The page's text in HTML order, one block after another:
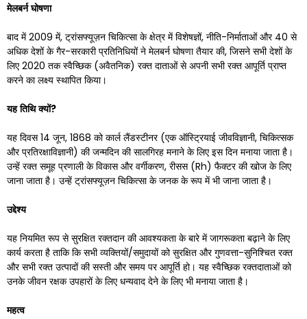
मेलबर्न घोषणा
बाद में 2009 में, ट्रांसफ्यूज़न चिकित्सा के क्षेत्र में विशेषज्ञों, नीति-निर्माताओं और 40 से
अधिक देशों के गैर-सरकारी प्रतिनिधियों ने मेलबर्न घोषणा तैयार की, जिसने सभी देशों के
लिए 2020 तक स्वैच्छिक (अवैतनिक) रक्त दाताओं से अपनी सभी रक्त आपूर्ति प्राप्त
करने का लक्ष्य स्थापित किया।
यह तिथि क्यों?
यह दिवस 14 जून, 1868 को कार्ल लैंडस्टीनर (एक ऑस्ट्रियाई जीवविज्ञानी, चिकित्सक
और प्रतिरक्षाविज्ञानी) की जन्मदिन की सालगिरह मनाने के लिए इस दिन मनाया जाता है।
उन्हें रक्त समूह प्रणाली के विकास और वर्गीकरण, रीसस (Rh) फैक्टर की खोज के लिए
जाना जाता है। उन्हें ट्रांसफ्यूज़न चिकित्सा के जनक के रूप में भी जाना जाता है।
उद्देश्य
यह नियमित रूप से सुरक्षित रक्तदान की आवश्यकता के बारे में जागरूकता बढ़ाने के लिए
कार्य करता है ताकि कि सभी व्यक्तियों/समुदायों को सुरक्षित और गुणवत्ता-सुनिश्चित रक्त
और सभी रक्त उत्पादों की सस्ती और समय पर आपूर्ति हो। यह स्वैच्छिक रक्तदाताओं को
उनके जीवन रक्षक उपहारों के लिए धन्यवाद देने के लिए भी मनाया जाता है।
महत्व